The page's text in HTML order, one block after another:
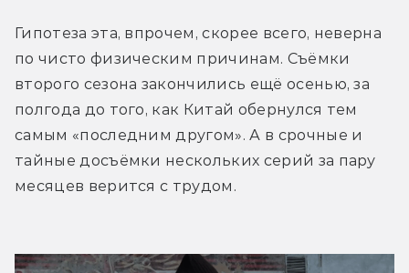
Гипотеза эта, впрочем, скорее всего, неверна
по чисто физическим причинам. Съёмки
второго сезона закончились ещё осенью, за
полгода до того, как Китай обернулся тем
самым «последним другом». А в срочные и
тайные досъёмки нескольких серий за пару
месяцев верится с трудом.